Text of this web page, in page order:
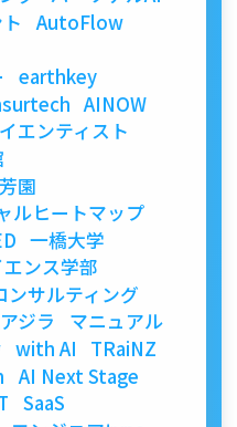
AutoFlow
earthkey
AINOW
エンティスト
園
ルヒートマップ
一橋大学
ンス学部
ンサルティング
ジラ
マニュアル
with AI
TRaiNZ
AI Next Stage
SaaS